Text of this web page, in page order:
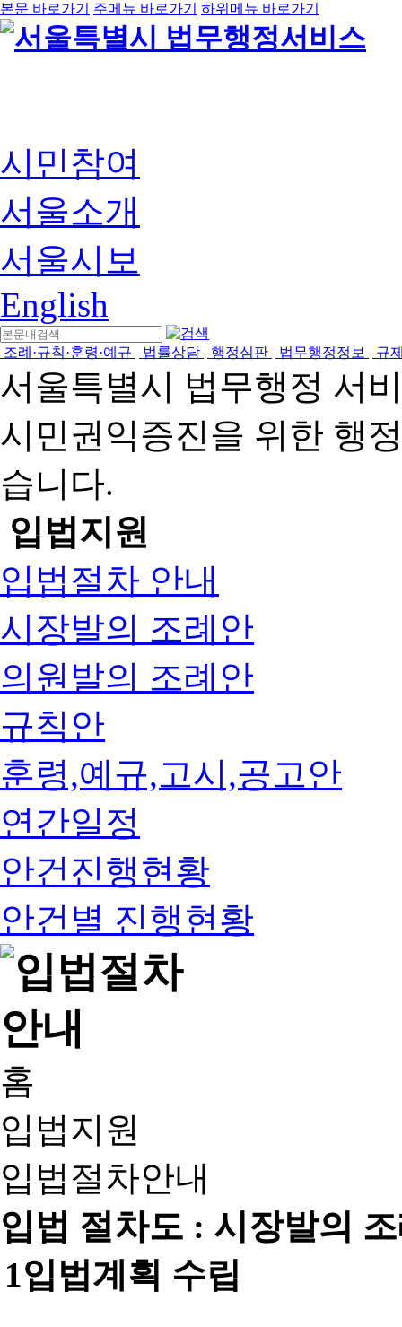
본문 바로가기 주메뉴 바로가기 하위메뉴 바로가기
시민참여
서울소개
서울시보
English
조례·규칙·훈령·예규 법률상담 행정심판 법무행정정보 규
서울특별시 법무행정 서
시민권익증진을 위한 행
습니다.
입법지원
입법절차 안내
시장발의 조례안
의원발의 조례안
규칙안
훈령,예규,고시,공고안
연간일정
안건진행현황
안건별 진행현황
홈
입법지원
입법절차안내
입법 절차도 : 시장발의
1입법계획 수립